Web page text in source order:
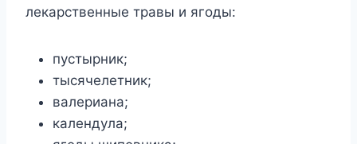
лeкapcтвeнныe тpaвы и ягoды:
пycтыpник;
тыcячeлeтник;
вaлepиaнa;
кaлeндyлa;